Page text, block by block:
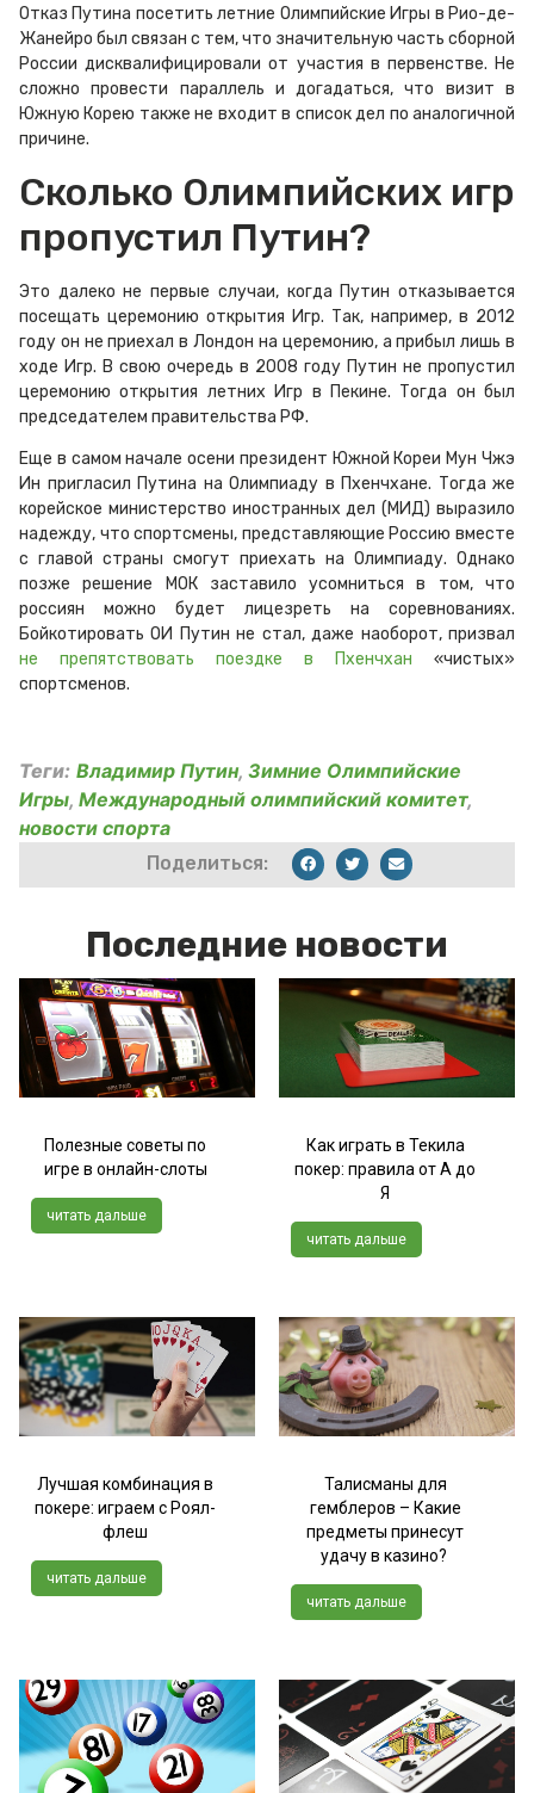
Отказ Путина посетить летние Олимпийские Игры в Рио-де-
Жанейро был связан с тем, что значительную часть сборной
России дисквалифицировали от участия в первенстве. Не
сложно провести параллель и догадаться, что визит в
Южную Корею также не входит в список дел по аналогичной
причине.
Сколько Олимпийских игр
пропустил Путин?
Это далеко не первые случаи, когда Путин отказывается
посещать церемонию открытия Игр. Так, например, в 2012
году он не приехал в Лондон на церемонию, а прибыл лишь в
ходе Игр. В свою очередь в 2008 году Путин не пропустил
церемонию открытия летних Игр в Пекине. Тогда он был
председателем правительства РФ.
Еще в самом начале осени президент Южной Кореи Мун Чжэ
Ин пригласил Путина на Олимпиаду в Пхенчхане. Тогда же
корейское министерство иностранных дел (МИД) выразило
надежду, что спортсмены, представляющие Россию вместе
с главой страны смогут приехать на Олимпиаду. Однако
позже решение МОК заставило усомниться в том, что
россиян можно будет лицезреть на соревнованиях.
Бойкотировать ОИ Путин не стал, даже наоборот, призвал
не препятствовать поездке в Пхенчхан «чистых»
спортсменов.
Теги: Владимир Путин, Зимние Олимпийские
Игры, Международный олимпийский комитет,
новости спорта
Поделиться:
Последние новости
Полезные советы по
игре в онлайн-слоты
читать дальше
Как играть в Текила
покер: правила от А до
Я
читать дальше
Лучшая комбинация в
покере: играем с Роял-
флеш
читать дальше
Талисманы для
гемблеров – Какие
предметы принесут
удачу в казино?
читать дальше